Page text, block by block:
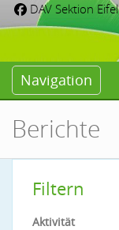
DAV Sektion Eifel
Navigation
Berichte
Filtern
Aktivität